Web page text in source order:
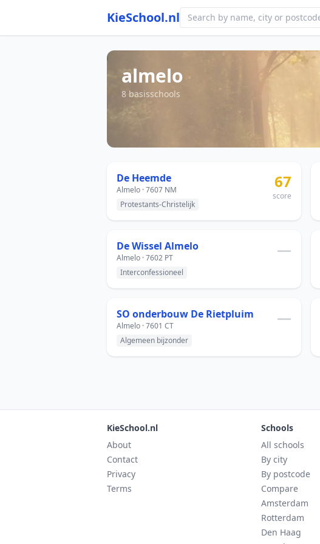
KieSchool.nl
almelo
8 basisschools
De Heemde
Almelo · 7607 NM
Protestants-Christelijk
67
score
De Wissel Almelo
Almelo · 7602 PT
Interconfessioneel
—
SO onderbouw De Rietpluim
Almelo · 7601 CT
Algemeen bijzonder
—
KieSchool.nl
About
Contact
Privacy
Terms
Schools
All schools
By city
By postcode
Compare
Amsterdam
Rotterdam
Den Haag